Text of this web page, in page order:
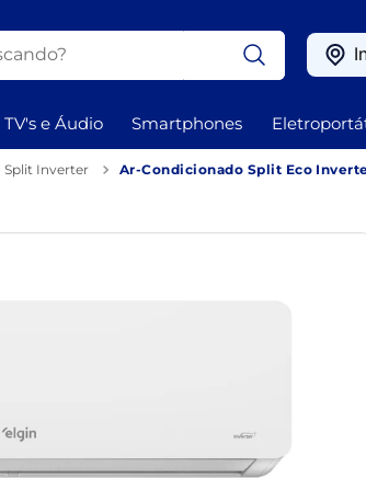
TV's e Áudio Smartphones
Split Inverter Ar-Condicionado Split Eco